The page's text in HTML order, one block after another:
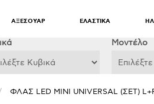
ΑΞΕΣΟΥΑΡ ΕΛΑΣΤΙΚΑ
Μοντέλο
ΦΛΑΣ LED ΜΙΝΙ UNIVERSAL (ΣΕΤ)